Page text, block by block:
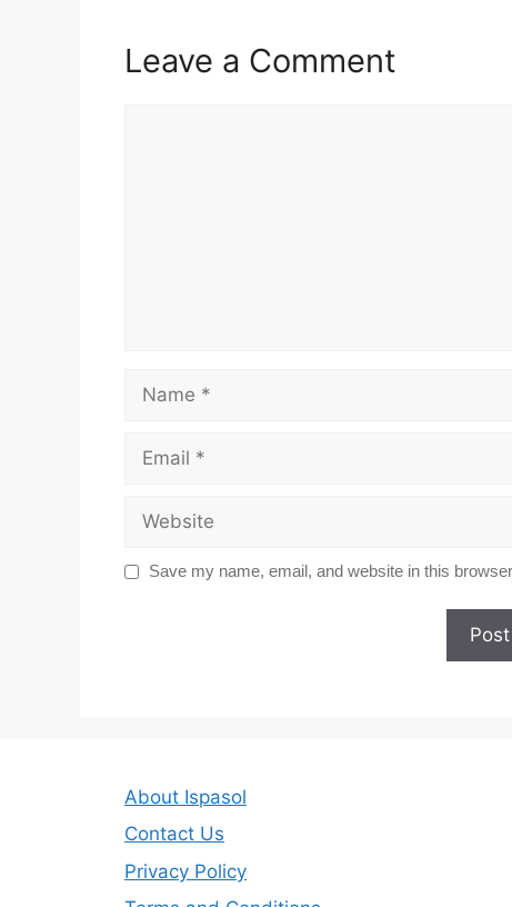
Leave a Comment
Name
Email
Website
Save my name, email, and website in this
About Ispasol
Contact Us
Privacy Policy